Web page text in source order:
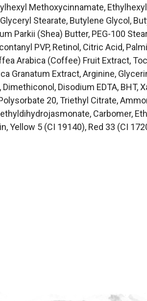
Methoxycinnamate,
Stearate, Butylene Glycol,
Parkii (Shea) Butter, PEG-100
PVP, Retinol, Citric Acid,
Arabica (Coffee) Fruit Extract,
Granatum Extract, Arginine,
Disodium EDTA, BHT,
20, Triethyl Citrate,
Carbomer,
Yellow 5 (CI 19140), Red 33 (CI